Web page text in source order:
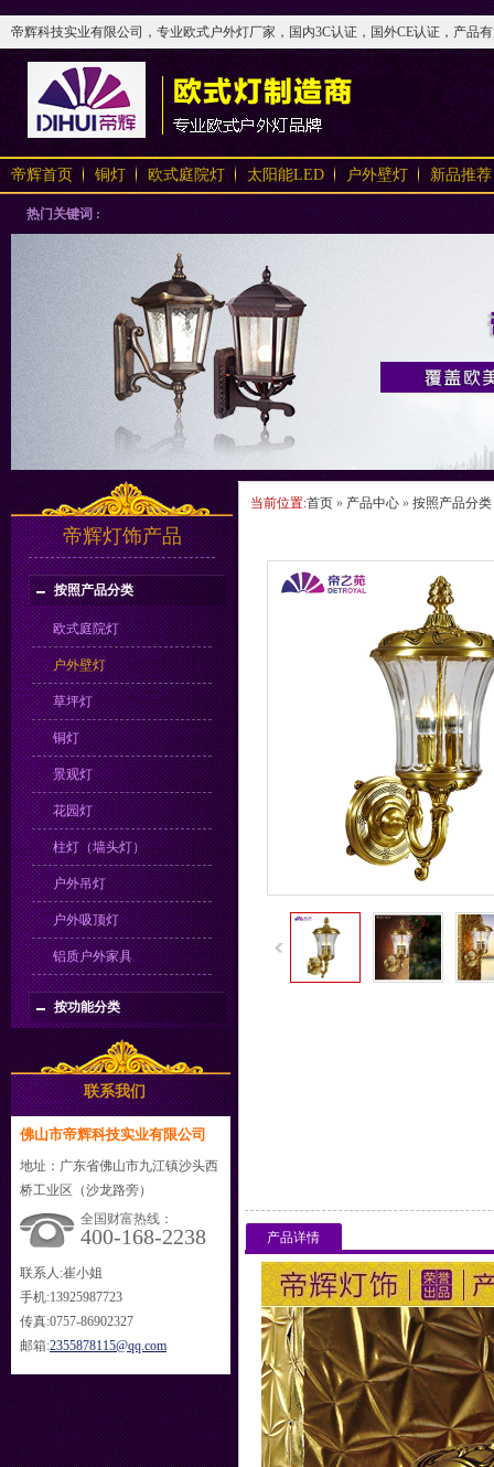
帝辉科技实业有限公司，专业欧式户外灯厂家，国内3C认证，国外CE认证，产
帝辉首页 铜灯 欧式庭院灯 太阳能LED 户外壁灯 新品推荐
热门关键词 :
帝辉灯饰产品
按照产品分类
欧式庭院灯
户外壁灯
草坪灯
铜灯
景观灯
花园灯
柱灯（墙头灯）
户外吊灯
户外吸顶灯
铝质户外家具
按功能分类
联系我们
佛山市帝辉科技实业有限公司
地址：广东省佛山市九江镇沙头西
桥工业区（沙龙路旁）
全国财富热线：
400-168-2238
联系人:崔小姐
手机:13925987723
传真:0757-86902327
邮箱:2355878115@qq.com
当前位置:首页 » 产品中心 » 按照产品分类
产品详情